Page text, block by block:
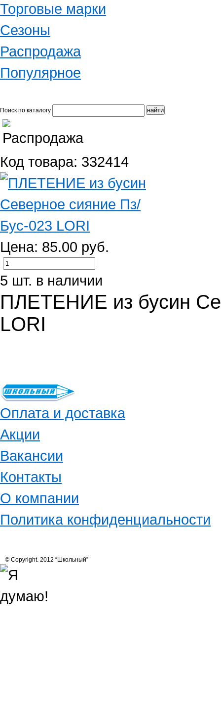
Торговые марки
Сезоны
Распродажа
Популярное
Поиск по каталогу
Код товара: 332414
Цена: 85.00 руб.
5 шт. в наличии
ПЛЕТЕНИЕ из бусин
LORI
Оплата и доставка
Акции
Вакансии
Контакты
О компании
Политика конфиденциальности
© Copyright. 2012 “Школьный”